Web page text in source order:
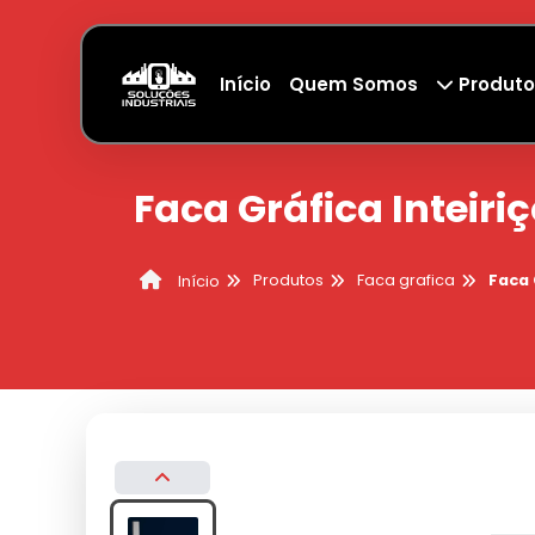
Início Quem Somos
Faca Gráfica
Início Produtos Faca grafica